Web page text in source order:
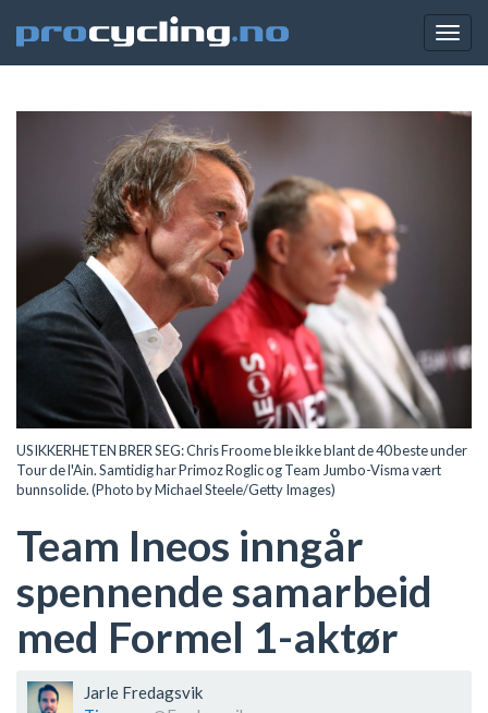
USIKKERHETEN BRER SEG: Chris Froome ble ikke blant de 40 beste under
Tour de l'Ain. Samtidig har Primoz Roglic og Team Jumbo-Visma vært
bunnsolide. (Photo by Michael Steele/Getty Images)
Team Ineos inngår
spennende samarbeid
med Formel 1-aktør
Jarle Fredagsvik